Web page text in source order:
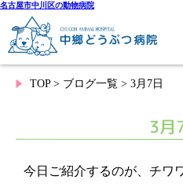
名古屋市中川区の動物病院
TOP> ブログ一覧 > 3月7日
3月
今日ご紹介するのが、チワ